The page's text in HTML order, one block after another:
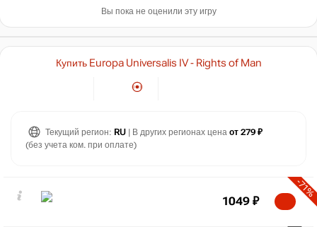
Вы пока не оценили эту игру
Купить Europa Universalis IV - Rights of Man
Текущий регион: RU | В других регионах цена от 279 ₽
(без учета ком. при оплате)
-71%
1049 ₽